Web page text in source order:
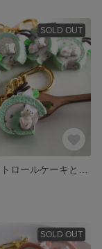
SOLD OUT
SOLD OUT